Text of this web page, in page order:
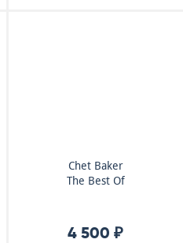
Chet Baker
The Best Of
4 500 ₽